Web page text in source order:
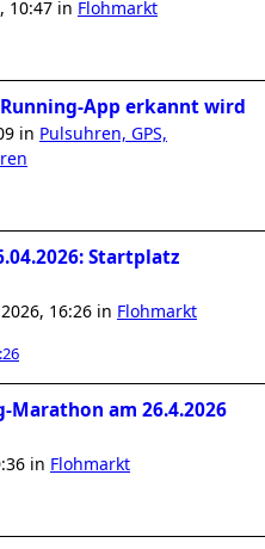
10:47 in Flohmarkt
App erkannt wird
in Pulsuhren, GPS,
Startplatz
16:26 in Flohmarkt
am 26.4.2026
in Flohmarkt